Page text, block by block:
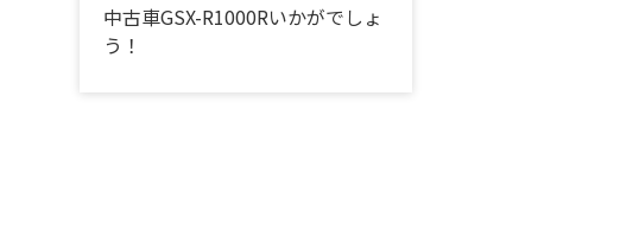
中古車GSX-R1000Rいかがでしょ
う！